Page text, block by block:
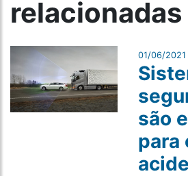
relacionadas
01/06/2021
são
para